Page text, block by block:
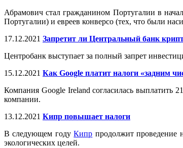
Абрамович стал гражданином Португалии в
Португалии) и евреев конверсо (тех, что были
17.12.2021 Запретит ли Центральный банк
Центробанк выступает за полный запрет
15.12.2021 Как Google платит налоги «задним
Компания Google Ireland согласилась выплатить
компании.
13.12.2021 Кипр повышает налоги
В следующем годуКипр продолжит проведение
экологических целей.